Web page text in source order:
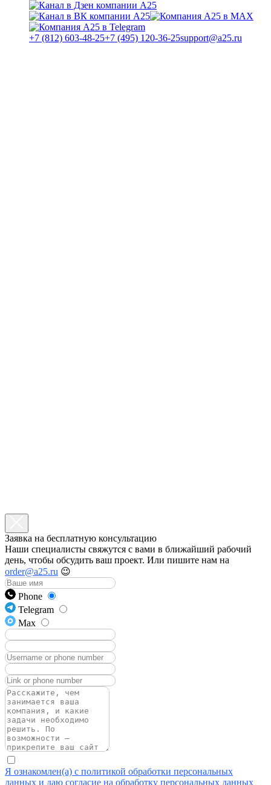
+7 (812) 603-48-25+7 (495) 120-36-25support@a25.ru
Заявка на бесплатную консультацию
Наши специалисты свяжутся с вами в ближайший рабочий
день, чтобы обсудить ваш проект. Или пишите нам на
order@a25.ru 😉
Phone
Telegram
Max
Я ознакомлен(а) с политикой обработки персональных
данных и даю согласие на обработку персональных данных